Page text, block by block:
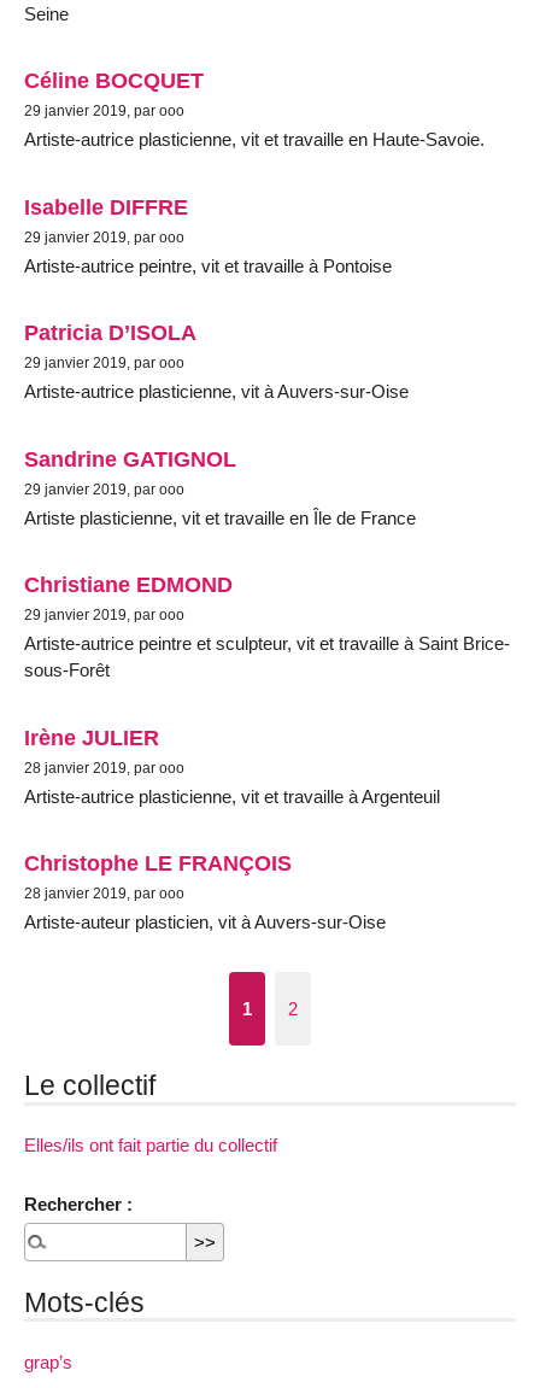
Seine
Céline BOCQUET
29 janvier 2019, par ooo
Artiste-autrice plasticienne, vit et travaille en Haute-Savoie.
Isabelle DIFFRE
29 janvier 2019, par ooo
Artiste-autrice peintre, vit et travaille à Pontoise
Patricia D’ISOLA
29 janvier 2019, par ooo
Artiste-autrice plasticienne, vit à Auvers-sur-Oise
Sandrine GATIGNOL
29 janvier 2019, par ooo
Artiste plasticienne, vit et travaille en Île de France
Christiane EDMOND
29 janvier 2019, par ooo
Artiste-autrice peintre et sculpteur, vit et travaille à Saint Brice-
sous-Forêt
Irène JULIER
28 janvier 2019, par ooo
Artiste-autrice plasticienne, vit et travaille à Argenteuil
Christophe LE FRANÇOIS
28 janvier 2019, par ooo
Artiste-auteur plasticien, vit à Auvers-sur-Oise
1 2
Le collectif
Elles/ils ont fait partie du collectif
Rechercher :
Mots-clés
grap’s